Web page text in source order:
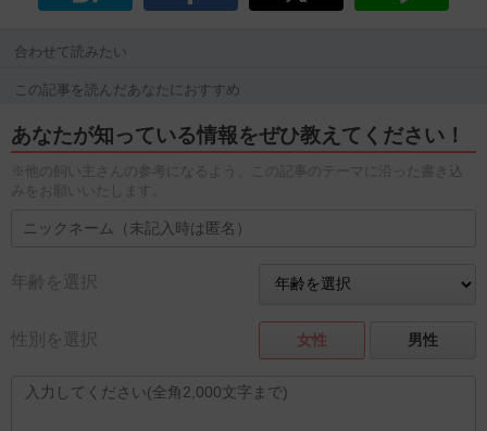
合わせて読みたい
この記事を読んだあなたにおすすめ
あなたが知っている情報をぜひ教えてください！
※他の飼い主さんの参考になるよう、この記事のテーマに沿った書き込
みをお願いいたします。
年齢を選択
性別を選択 女性 男性